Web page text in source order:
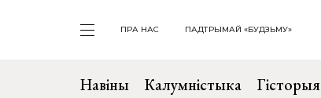
ПРА НАС ПАДТРЫМАЙ «БУДЗЬМУ»
Навіны Калумністыка Гісторыя